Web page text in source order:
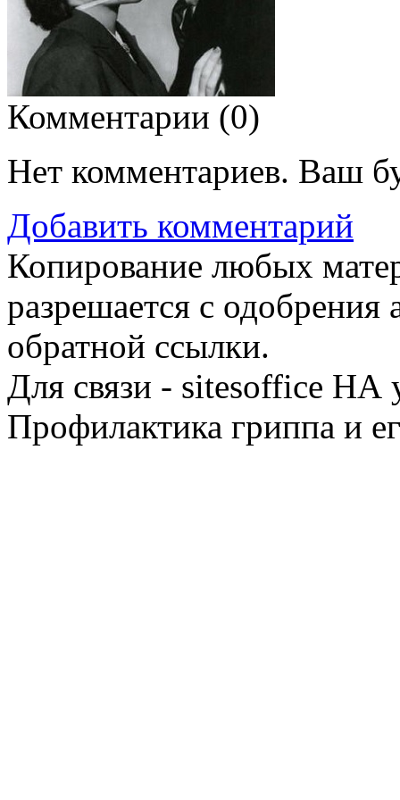
Комментарии (0)
Нет комментариев. Ваш
Добавить комментарий
Копирование любых
разрешается с
обратной ссылки.
Для связи - sitesoffice НА
Профилактика гриппа и